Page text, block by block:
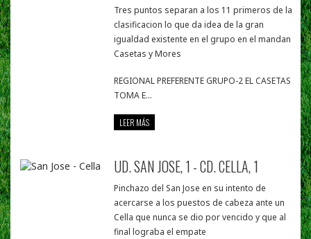
Tres puntos separan a los 11 primeros de la
clasificacion lo que da idea de la gran
igualdad existente en el grupo en el mandan
Casetas y Mores
REGIONAL PREFERENTE GRUPO-2 EL CASETAS
TOMA E...
LEER MÁS
UD. SAN JOSE, 1 - CD. CELLA, 1
Pinchazo del San Jose en su intento de
acercarse a los puestos de cabeza ante un
Cella que nunca se dio por vencido y que al
final lograba el empate